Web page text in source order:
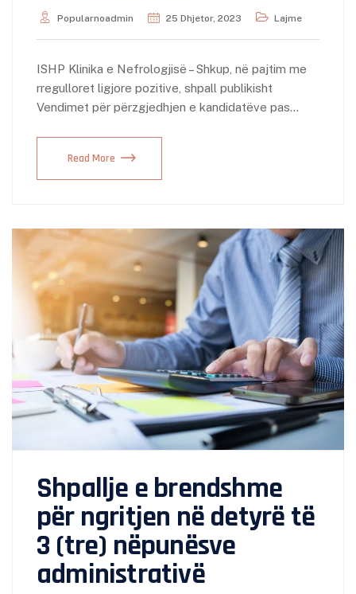
Popularnoadmin 25 Dhjetor, 2023 Lajme
ISHP Klinika e Nefrologjisë – Shkup, në pajtim me
rregulloret ligjore pozitive, shpall publikisht
Vendimet për përzgjedhjen e kandidatëve pas…
Read More
Shpallje e brendshme
për ngritjen në detyrë të
3 (tre) nëpunësve
administrativë